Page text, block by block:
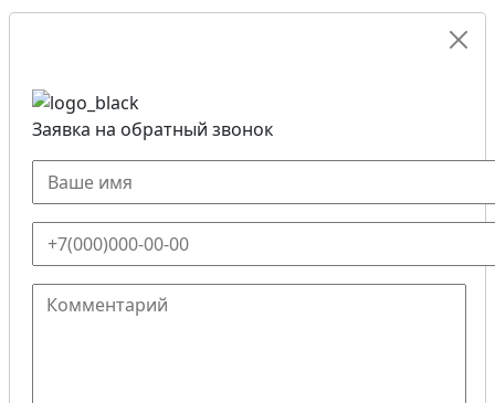
Заявка на обратный звонок